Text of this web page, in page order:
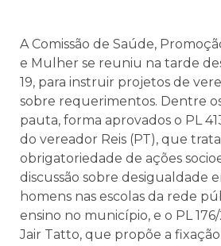
A Comissão de Saúde,
e Mulher se reuniu na tarde
19, para instruir projetos de
sobre requerimentos. Dentre
pauta, forma aprovados o PL
do vereador Reis (PT), que
obrigatoriedade de ações
discussão sobre desigualdade
homens nas escolas da rede
ensino no município, e o PL
Jair Tatto, que propõe a